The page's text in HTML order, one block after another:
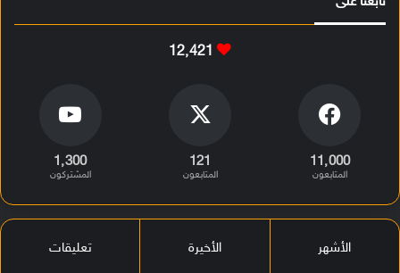
12٬421
11٬000
المتابعون
121
المتابعون
1٬300
المشتركون
الأشهر الأخيرة تعليقات